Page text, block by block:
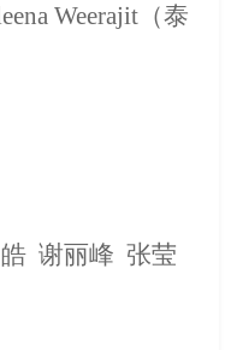
Weerajit （泰
谢丽峰 张莹